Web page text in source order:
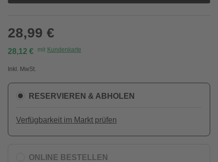
28,99 €
28,12 € mit Kundenkarte
Inkl. MwSt.
RESERVIEREN & ABHOLEN
Verfügbarkeit im Markt prüfen
ONLINE BESTELLEN